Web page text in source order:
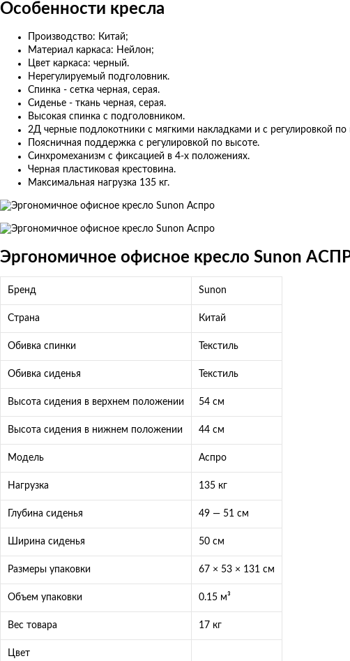
Особенности кресла
Производство: Китай;
Материал каркаса: Нейлон;
Цвет каркаса: черный.
Нерегулируемый подголовник.
Спинка - сетка черная, серая.
Сиденье - ткань черная, серая.
Высокая спинка с подголовником.
2Д черные подлокотники с мягкими накладками и с регулировкой по
Поясничная поддержка с регулировкой по высоте.
Синхромеханизм с фиксацией в 4-х положениях.
Черная пластиковая крестовина.
Максимальная нагрузка 135 кг.
Эргономичное офисное кресло Sunon
Бренд Sunon
Страна Китай
Обивка спинки Текстиль
Обивка сиденья Текстиль
Высота сидения в верхнем положении 54 см
Высота сидения в нижнем положении 44 см
Модель Аспро
Нагрузка 135 кг
Глубина сиденья 49 — 51 см
Ширина сиденья 50 см
Размеры упаковки 67 × 53 × 131 см
Объем упаковки 0.15 м³
Вес товара 17 кг
Цвет